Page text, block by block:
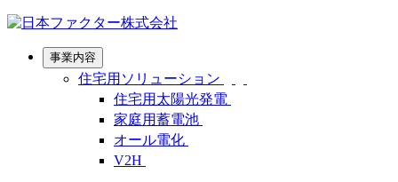
事業内容
住宅用ソリューション
住宅用太陽光発電
家庭用蓄電池
オール電化
V2H